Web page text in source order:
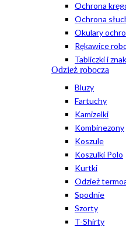
Ochrona
Ochrona
Okulary
Rękawice
Tabliczki i
Odzież robocza
Bluzy
Fartuchy
Kamizelki
Kombinezony
Koszule
Koszulki Polo
Kurtki
Odzież
Spodnie
Szorty
T-Shirty